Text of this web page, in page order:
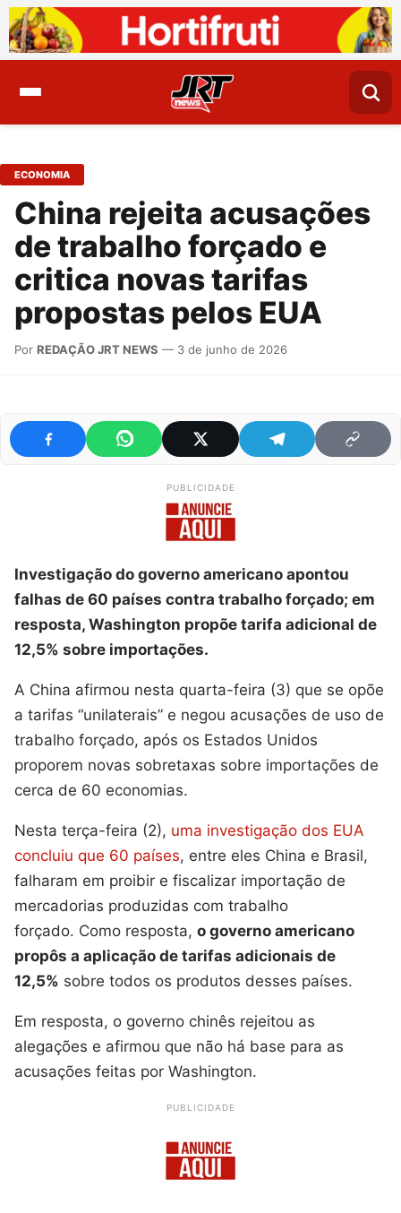
ECONOMIA
China rejeita acusações
de trabalho forçado e
critica novas tarifas
propostas pelos EUA
Por REDAÇÃO JRT NEWS — 3 de junho de 2026
PUBLICIDADE
Investigação do governo americano apontou
falhas de 60 países contra trabalho forçado; em
resposta, Washington propõe tarifa adicional de
12,5% sobre importações.
A China afirmou nesta quarta-feira (3) que se opõe
a tarifas “unilaterais” e negou acusações de uso de
trabalho forçado, após os Estados Unidos
proporem novas sobretaxas sobre importações de
cerca de 60 economias.
Nesta terça-feira (2), uma investigação dos EUA
concluiu que 60 países, entre eles China e Brasil,
falharam em proibir e fiscalizar importação de
mercadorias produzidas com trabalho
forçado. Como resposta, o governo americano
propôs a aplicação de tarifas adicionais de
12,5% sobre todos os produtos desses países.
Em resposta, o governo chinês rejeitou as
alegações e afirmou que não há base para as
acusações feitas por Washington.
PUBLICIDADE